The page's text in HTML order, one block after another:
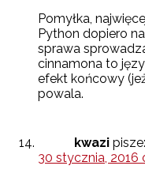
Pomyłka,
Python dopiero
sprawa
cinnamona to
efekt końcowy
powala.
kwazi pisze:
30 stycznia, 2016